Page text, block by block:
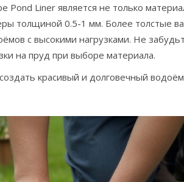
Liner является не только
толщиной 0.5-1 мм. Более толстые
с высокими нагрузками. Не
на пруд при выборе материала.
красивый и долговечный